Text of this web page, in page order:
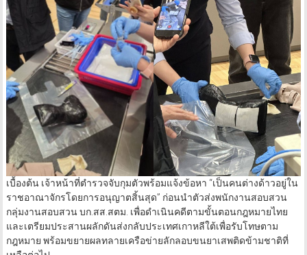
เบื้องต้น เจ้าหน้าที่ตำรวจจับกุมตัวพร้อมแจ้งข้อหา “เป็นคนต่างด้าวอยู่ใน
ราชอาณาจักรโดยการอนุญาตสิ้นสุด” ก่อนนำตัวส่งพนักงานสอบสวน
กลุ่มงานสอบสวน บก.สส.สตม. เพื่อดำเนินคดีตามขั้นตอนกฎหมายไทย
และเตรียมประสานผลักดันส่งกลับประเทศเกาหลีใต้เพื่อรับโทษตาม
กฎหมาย พร้อมขยายผลทลายเครือข่ายลักลอบขนยาเสพติดข้ามชาติที่